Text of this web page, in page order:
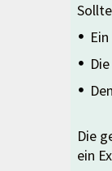
Die
ein